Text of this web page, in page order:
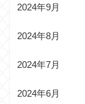
2024年9月
2024年8月
2024年7月
2024年6月